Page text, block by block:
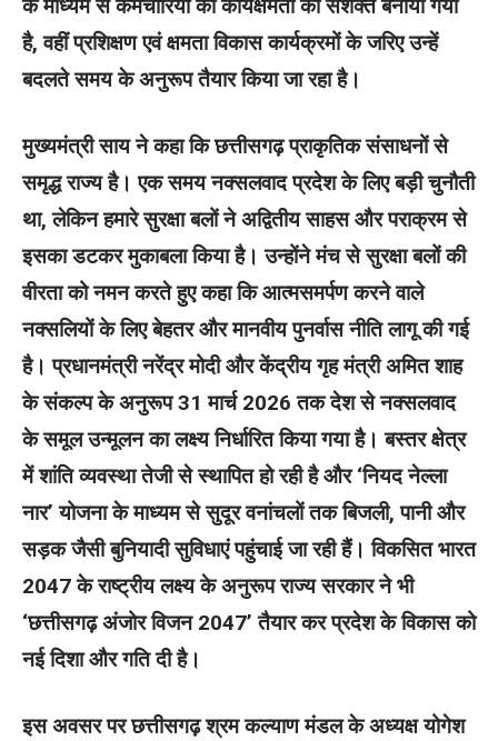
के माध्यम से कर्मचारियों की कार्यक्षमता को सशक्त बनाया गया
है, वहीं प्रशिक्षण एवं क्षमता विकास कार्यक्रमों के जरिए उन्हें
बदलते समय के अनुरूप तैयार किया जा रहा है।
मुख्यमंत्री साय ने कहा कि छत्तीसगढ़ प्राकृतिक संसाधनों से
समृद्ध राज्य है। एक समय नक्सलवाद प्रदेश के लिए बड़ी चुनौती
था, लेकिन हमारे सुरक्षा बलों ने अद्वितीय साहस और पराक्रम से
इसका डटकर मुकाबला किया है। उन्होंने मंच से सुरक्षा बलों की
वीरता को नमन करते हुए कहा कि आत्मसमर्पण करने वाले
नक्सलियों के लिए बेहतर और मानवीय पुनर्वास नीति लागू की गई
है। प्रधानमंत्री नरेंद्र मोदी और केंद्रीय गृह मंत्री अमित शाह
के संकल्प के अनुरूप 31 मार्च 2026 तक देश से नक्सलवाद
के समूल उन्मूलन का लक्ष्य निर्धारित किया गया है। बस्तर क्षेत्र
में शांति व्यवस्था तेजी से स्थापित हो रही है और ‘नियद नेल्ला
नार’ योजना के माध्यम से सुदूर वनांचलों तक बिजली, पानी और
सड़क जैसी बुनियादी सुविधाएं पहुंचाई जा रही हैं। विकसित भारत
2047 के राष्ट्रीय लक्ष्य के अनुरूप राज्य सरकार ने भी
‘छत्तीसगढ़ अंजोर विजन 2047’ तैयार कर प्रदेश के विकास को
नई दिशा और गति दी है।
इस अवसर पर छत्तीसगढ़ श्रम कल्याण मंडल के अध्यक्ष योगेश